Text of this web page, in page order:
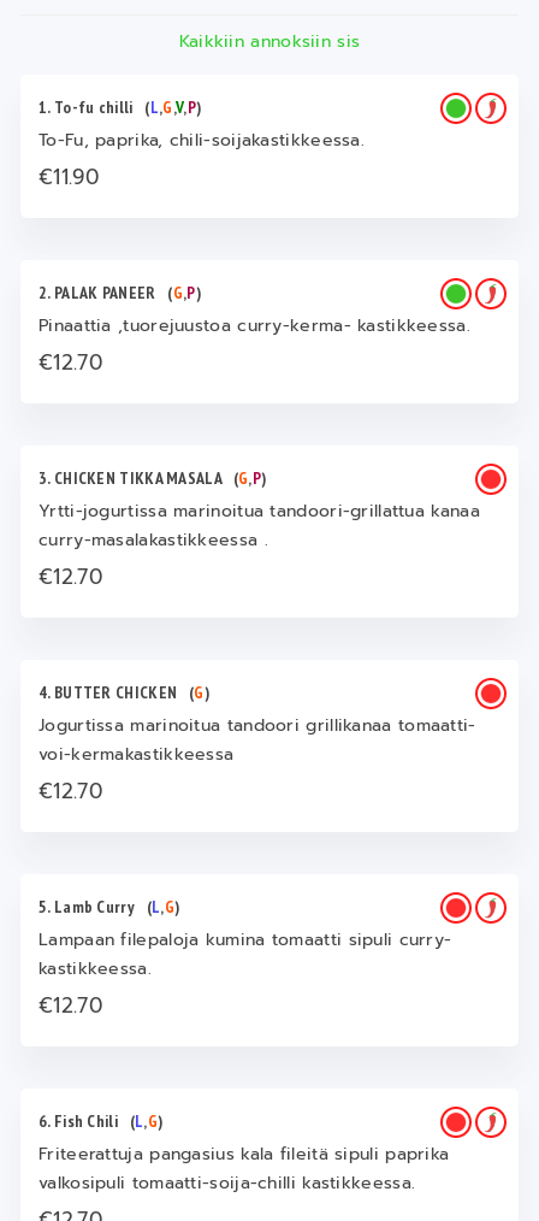
Kaikkiin annoksiin sis
1. To-fu chilli (L,G,V,P)
To-Fu, paprika, chili-soijakastikkeessa.
€11.90
2. PALAK PANEER (G,P)
Pinaattia ,tuorejuustoa curry-kerma- kastikkeessa.
€12.70
3. CHICKEN TIKKA MASALA (G,P)
Yrtti-jogurtissa marinoitua tandoori-grillattua kanaa
curry-masalakastikkeessa .
€12.70
4. BUTTER CHICKEN (G)
Jogurtissa marinoitua tandoori grillikanaa tomaatti-
voi-kermakastikkeessa
€12.70
5. Lamb Curry (L,G)
Lampaan filepaloja kumina tomaatti sipuli curry-
kastikkeessa.
€12.70
6. Fish Chili (L,G)
Friteerattuja pangasius kala fileitä sipuli paprika
valkosipuli tomaatti-soija-chilli kastikkeessa.